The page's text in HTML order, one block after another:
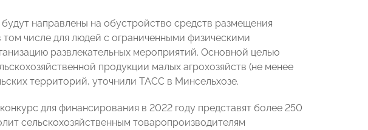
направлены на обустройство средств размещения
числе для людей с ограниченными физическими
развлекательных мероприятий. Основной целью
продукции малых агрохозяйств (не менее
территорий, уточнили ТАСС в Минсельхозе.
для финансирования в 2022 году представят более 250
сельскохозяйственным товаропроизводителям